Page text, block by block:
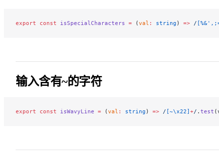
export const isSpecialCharacters = (val : string ) => /
输入含有~的字符
export const isWavyLine = (val : string ) => / [~\x22]+/ . test